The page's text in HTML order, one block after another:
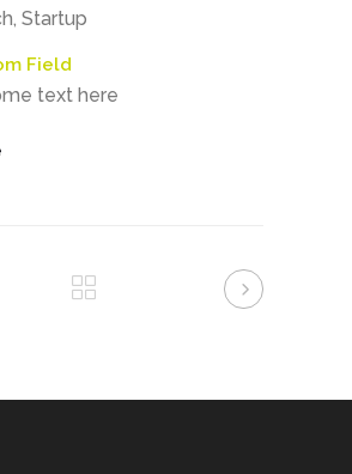
Startup
Field
text here